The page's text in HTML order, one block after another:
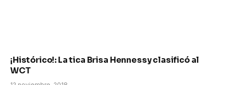
¡Histórico!: La tica Brisa Hennessy clasificó al
WCT